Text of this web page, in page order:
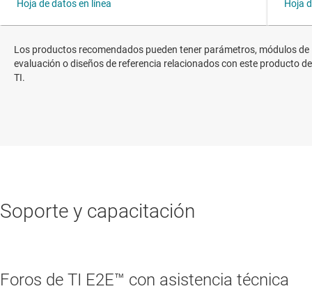
Los productos recomendados pueden tener parámetros, módulos de
evaluación o diseños de referencia relacionados con este producto de
TI.
Soporte y capacitación
Foros de TI E2E™ con asistencia técnica